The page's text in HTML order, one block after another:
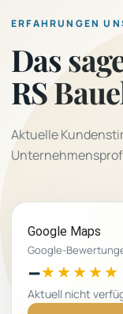
ERFAHRUNGEN
Das
RS
Aktuelle
Google Maps
Google-
–★★★★★
Aktuell nicht